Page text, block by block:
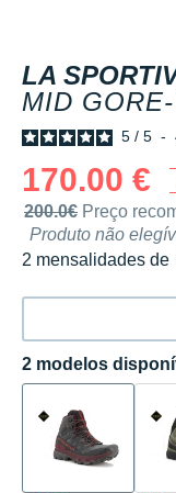
LA
MID
5 / 5 -
170.00 €
Preço de venda
200.0€ Preço
Produto não
2 mensalidades de
sem custos
2 modelos